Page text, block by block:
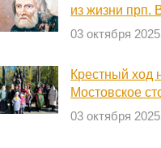
из жизни прп.
03 октября 2025
Крестный ход
Мостовское
03 октября 2025